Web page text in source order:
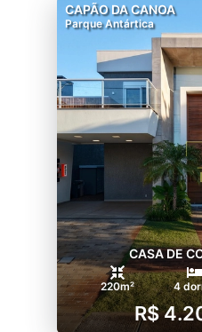
CAPÃO DA CANOA
Parque Antártica
CASA DE
220m² 4
R$